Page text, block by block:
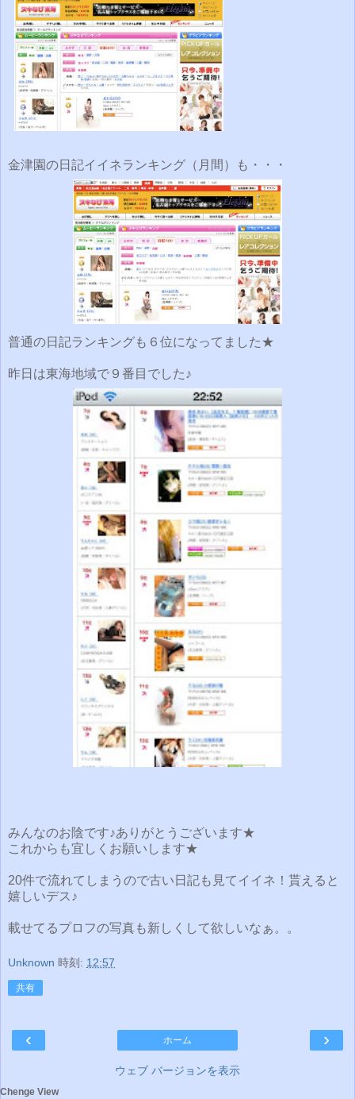
金津園の日記イイネランキング（月間）も・・・
普通の日記ランキングも６位になってました★
昨日は東海地域で９番目でした♪
みんなのお陰です♪ありがとうございます★
これからも宜しくお願いします★
20件で流れてしまうので古い日記も見てイイネ！貰えると
嬉しいデス♪
載せてるプロフの写真も新しくして欲しいなぁ。。
Unknown 時刻: 12:57
共有
‹ ›
ホーム
ウェブ バージョンを表示
Chenge View